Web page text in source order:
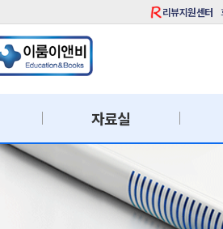
리뷰지원센터
자료실